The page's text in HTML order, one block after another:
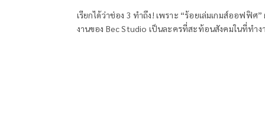
เรียกได้ว่าช่อง 3 ทำถึง! เพราะ “ร้อยเล่มเกมส์ออฟฟิศ”
งานของ Bec Studio เป็นละครที่สะท้อนสังคมในที่ทำง